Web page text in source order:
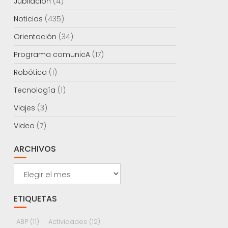
Noticias (435)
Orientación (34)
Programa comunicA(17)
Robótica (1)
Tecnología (1)
Viajes (3)
Video (7)
ARCHIVOS
Archivos
ETIQUETAS
ABP(11) Actividades (12)